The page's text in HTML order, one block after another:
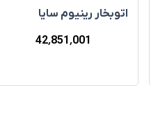
اتوبخار رینيوم سایا
42٬851٬001